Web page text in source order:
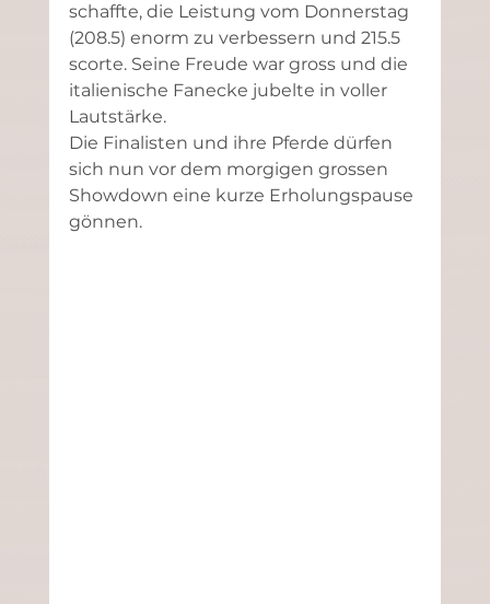
schaffte, die Leistung vom Donnerstag
(208.5) enorm zu verbessern und 215.5
scorte. Seine Freude war gross und die
italienische Fanecke jubelte in voller
Lautstärke.
Die Finalisten und ihre Pferde dürfen
sich nun vor dem morgigen grossen
Showdown eine kurze Erholungspause
gönnen.